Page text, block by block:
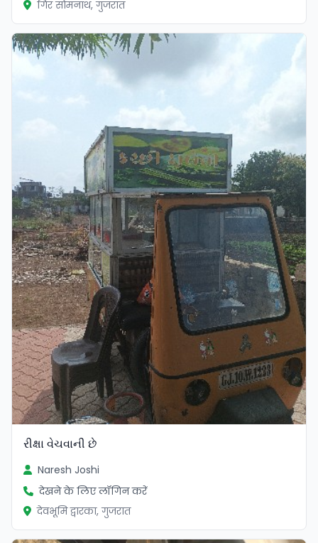
गिर सोमनाथ, गुजरात
રીક્ષા વેચવાની છે
Naresh Joshi
देखने के लिए लॉगिन करें
देवभूमि द्वारका, गुजरात